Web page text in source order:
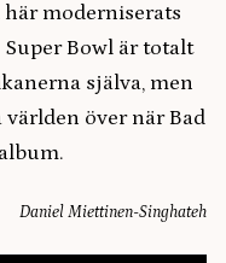
moderniserats
Bowl är totalt
själva, men
över när Bad
Daniel Miettinen-Singhateh